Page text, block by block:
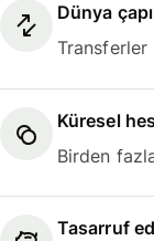
Dünya
Transferler
Küresel
Birden
Tasarruf